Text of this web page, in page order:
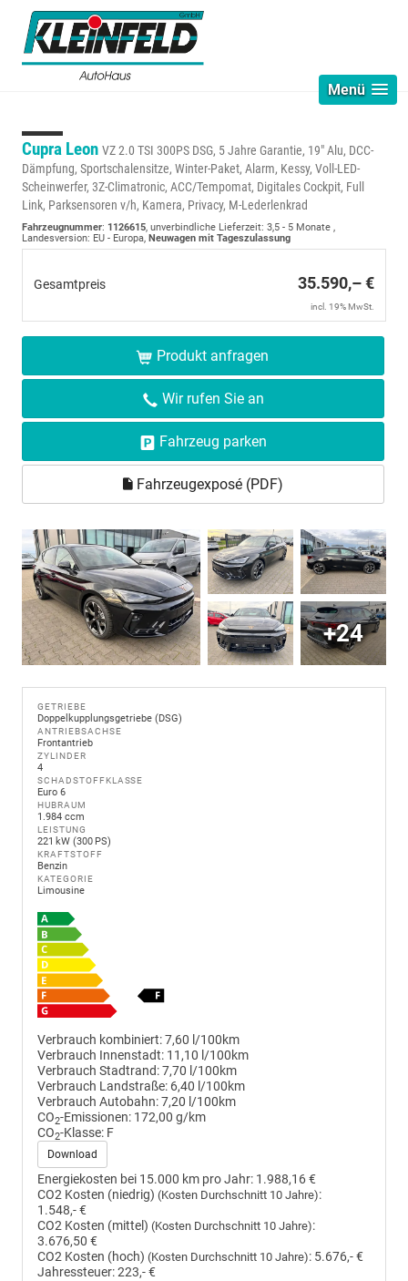
Menü
Cupra Leon VZ 2.0 TSI 300PS DSG, 5 Jahre Garantie, 19" Alu, DCC-
Dämpfung, Sportschalensitze, Winter-Paket, Alarm, Kessy, Voll-LED-
Scheinwerfer, 3Z-Climatronic, ACC/Tempomat, Digitales Cockpit, Full
Link, Parksensoren v/h, Kamera, Privacy, M-Lederlenkrad
Fahrzeugnummer: 1126615, unverbindliche Lieferzeit: 3,5 - 5 Monate ,
Landesversion: EU - Europa, Neuwagen mit Tageszulassung
Gesamtpreis 35.590,– €
incl. 19% MwSt.
Produkt anfragen
Wir rufen Sie an
Fahrzeug parken
Fahrzeugexposé (PDF)
+24
GETRIEBE
Doppelkupplungsgetriebe (DSG)
ANTRIEBSACHSE
Frontantrieb
ZYLINDER
4
SCHADSTOFFKLASSE
Euro 6
HUBRAUM
1.984 ccm
LEISTUNG
221 kW (300 PS)
KRAFTSTOFF
Benzin
KATEGORIE
Limousine
Verbrauch kombiniert:7,60 l/100km
Verbrauch Innenstadt: 11,10 l/100km
Verbrauch Stadtrand:7,70 l/100km
Verbrauch Landstraße: 6,40 l/100km
Verbrauch Autobahn:7,20 l/100km
CO2-Emissionen: 172,00 g/km
CO2-Klasse: F
Download
Energiekosten bei 15.000 km pro Jahr: 1.988,16 €
CO2 Kosten (niedrig) (Kosten Durchschnitt 10 Jahre):
1.548,- €
CO2 Kosten (mittel) (Kosten Durchschnitt 10 Jahre):
3.676,50 €
CO2 Kosten (hoch) (Kosten Durchschnitt 10 Jahre): 5.676,- €
Jahressteuer:223,- €